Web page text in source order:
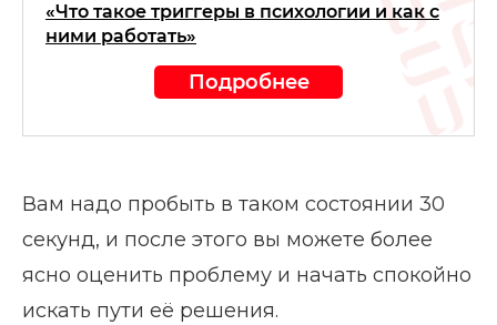
«Что такое триггеры в психологии и как с
ними работать»
Подробнее
Вам надо пробыть в таком состоянии 30
секунд, и после этого вы можете более
ясно оценить проблему и начать спокойно
искать пути её решения.